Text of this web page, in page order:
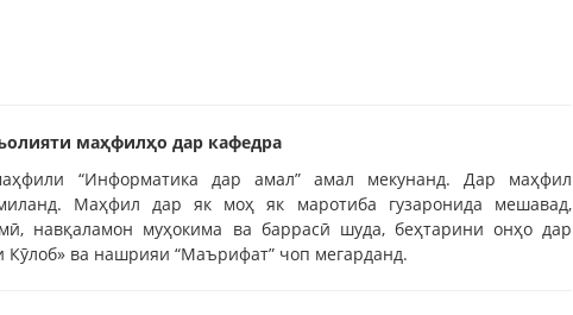
маҳфилҳо дар кафедра
“Информатика дар амал” амал мекунанд. Дар маҳфил
Маҳфил дар як моҳ як маротиба гузаронида мешавад,
навқаламон муҳокима ва баррасӣ шуда, беҳтарини онҳо дар
ва нашрияи “Маърифат” чоп мегарданд.